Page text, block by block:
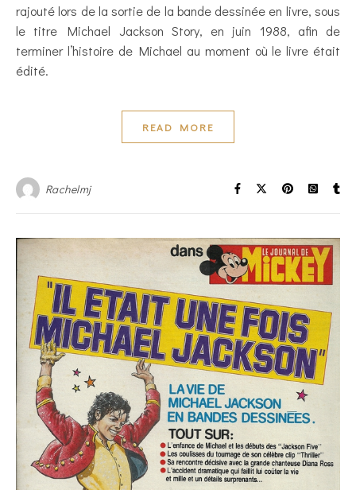
rajouté lors de la sortie de la bande dessinée en livre, sous
le titre Michael Jackson Story, en juin 1988, afin de
terminer l’histoire de Michael au moment où le livre était
édité.
READ MORE
Rachelmj